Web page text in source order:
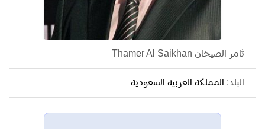
ثامر الصيخان Thamer Al Saikhan
البلد: المملكة العربية السعودية